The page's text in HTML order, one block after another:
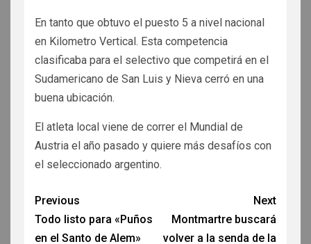
En tanto que obtuvo el puesto 5 a nivel nacional
en Kilometro Vertical. Esta competencia
clasificaba para el selectivo que competirá en el
Sudamericano de San Luis y Nieva cerró en una
buena ubicación.
El atleta local viene de correr el Mundial de
Austria el año pasado y quiere más desafíos con
el seleccionado argentino.
Previous
Todo listo para «Puños
en el Santo de Alem»
Next
Montmartre buscará
volver a la senda de la